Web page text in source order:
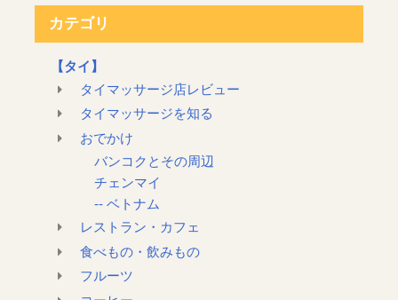
カテゴリ
【タイ】
タイマッサージ店レビュー
タイマッサージを知る
おでかけ
バンコクとその周辺
チェンマイ
-- ベトナム
レストラン・カフェ
食べもの・飲みもの
フルーツ